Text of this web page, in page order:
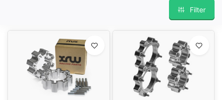
Filter